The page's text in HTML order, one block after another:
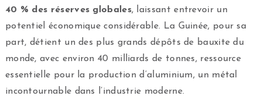
40 % des réserves globales, laissant entrevoir un
potentiel économique considérable. La Guinée, pour sa
part, détient un des plus grands dépôts de bauxite du
monde, avec environ 40 milliards de tonnes, ressource
essentielle pour la production d’aluminium, un métal
incontournable dans l’industrie moderne.